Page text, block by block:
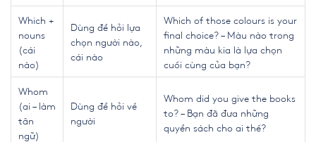
Which +
nouns
(cái
nào)
Dùng để hỏi lựa
chọn người nào,
cái nào
Which of those colours is your
final choice? – Màu nào trong
những màu kia là lựa chọn
cuối cùng của bạn?
Whom
(ai – làm
tân
ngữ)
Dùng để hỏi về
người
Whom did you give the books
to? – Bạn đã đưa những
quyển sách cho ai thế?